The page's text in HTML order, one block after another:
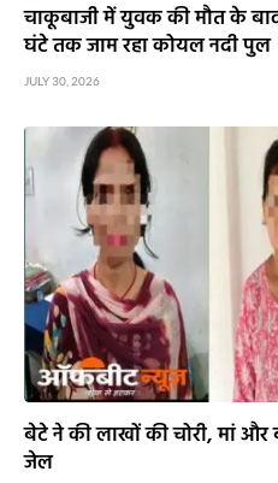
चाकूबाजी में युवक की मौत के
घंटे तक जाम रहा कोयल नदी पुल
JULY 30, 2026
बेटे ने की लाखों की चोरी, मां
जेल